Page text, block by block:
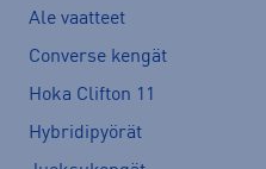
Ale vaatteet
Converse kengät
Hoka Clifton 11
Hybridipyörät